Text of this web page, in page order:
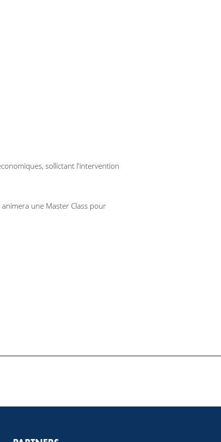
sollictant l'intervention
une Master Class pour